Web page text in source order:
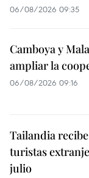
06/08/2026 09:35
Camboya y
ampliar la
06/08/2026 09:16
Tailandia
turistas
julio